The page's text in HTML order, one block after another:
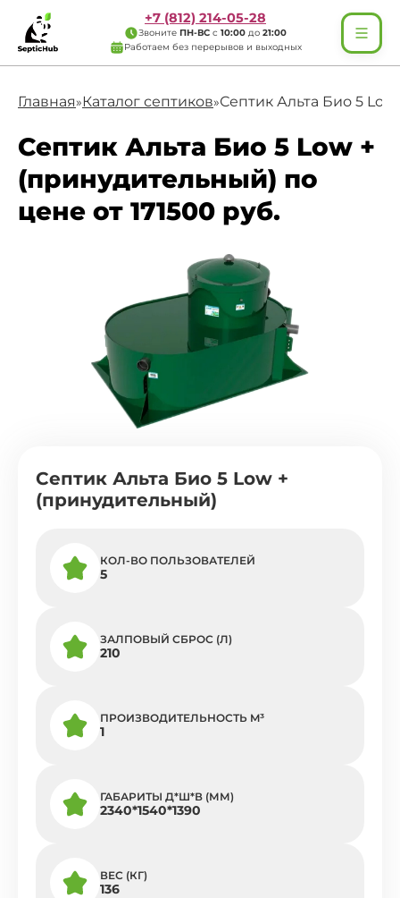
+7 (812) 214-05-28
Звоните ПН-ВС с 10:00 до 21:00
Работаем без перерывов и выходных
Главная»Каталог септиков»Септик Альта Био 5
Септик Альта Био 5 Low +
(принудительный) по
цене от 171500 руб.
Септик Альта Био 5 Low +
(принудительный)
КОЛ-ВО ПОЛЬЗОВАТЕЛЕЙ
5
ЗАЛПОВЫЙ СБРОС (Л)
210
ПРОИЗВОДИТЕЛЬНОСТЬ M³
1
ГАБАРИТЫ Д*Ш*В (ММ)
2340*1540*1390
ВЕС (КГ)
136